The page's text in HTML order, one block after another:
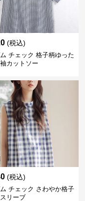
(税込)
チェック 格子柄ゆった
カットソー
(税込)
チェック さわやか格子
リーブ